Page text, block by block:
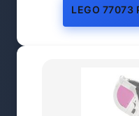
LEGO 77073